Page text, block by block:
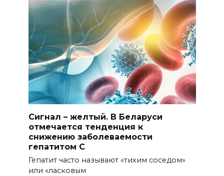
Сигнал – желтый. В Беларуси
отмечается тенденция к
снижению заболеваемости
гепатитом С
Гепатит часто называют «тихим соседом»
или «ласковым